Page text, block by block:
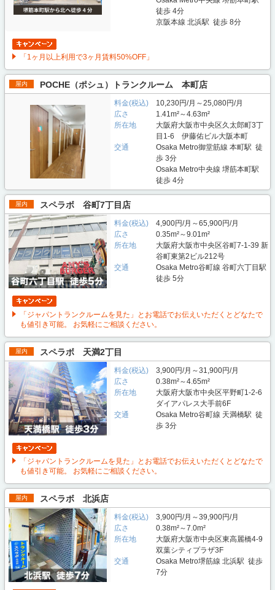
徒歩 4分
京阪本線 北浜駅 徒歩 8分
「1ヶ月以上利用で3ヶ月賃料50%OFF」
屋内 POCHE（ポシュ）トランクルーム 本町店
料金(税込)
10,230円/月～25,080円/月
広さ
1.41m²～4.63m²
所在地
大阪府大阪市中央区久太郎町3丁
目1-6 伊藤佑ビル大阪本町
交通
Osaka Metro御堂筋線 本町駅 徒
歩 3分
Osaka Metro中央線 堺筋本町駅
徒歩 4分
屋内 スペラボ 谷町7丁目店
料金(税込)
4,900円/月～65,900円/月
広さ
0.35m²～9.01m²
所在地
大阪府大阪市中央区谷町7-1-39 新
谷町東第2ビル212号
交通
Osaka Metro谷町線 谷町六丁目駅
徒歩 5分
「ジャパントランクルームを見た」とお電話でお伝えいただくとどなたで
も値引き可能。 お気軽にご相談ください。
屋内 スペラボ 天満2丁目
料金(税込)
3,900円/月～31,900円/月
広さ
0.38m²～4.65m²
所在地
大阪府大阪市中央区平野町1-2-6
ダイアパレス大手前6F
交通
Osaka Metro谷町線 天満橋駅 徒
歩 3分
「ジャパントランクルームを見た」とお電話でお伝えいただくとどなたで
も値引き可能。 お気軽にご相談ください。
屋内 スペラボ 北浜店
料金(税込)
3,900円/月～39,900円/月
広さ
0.38m²～7.0m²
所在地
大阪府大阪市中央区東高麗橋4-9
双葉シティプラザ3F
交通
Osaka Metro堺筋線 北浜駅 徒歩
7分